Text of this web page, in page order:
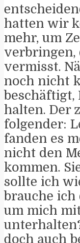
hatten wir
mehr, um
verbringen,
vermisst.
noch nicht
beschäftigt,
halten. Der
folgender:
fanden es
nicht den
kommen.
sollte ich
brauche ich
um mich
doch auch